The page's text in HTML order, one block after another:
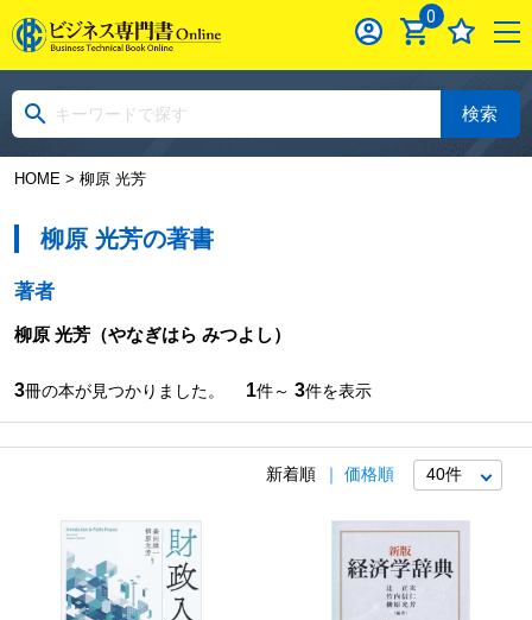
0
検索
HOME> 柳原 光芳
柳原 光芳の著書
著者
柳原 光芳（やなぎはら みつよし）
3冊の本が見つかりました。 1件～ 3件を表示
新着順 価格順